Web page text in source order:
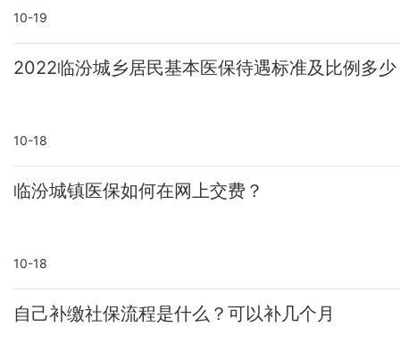
10-19
2022临汾城乡居民基本医保待遇标准及比例多少
10-18
临汾城镇医保如何在网上交费？
10-18
自己补缴社保流程是什么？可以补几个月